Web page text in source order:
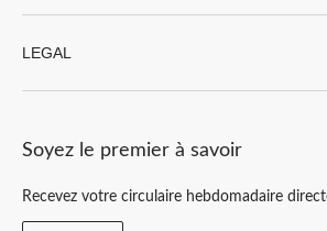
LEGAL
Soyez le premier à savoir
Recevez votre circulaire hebdomadaire